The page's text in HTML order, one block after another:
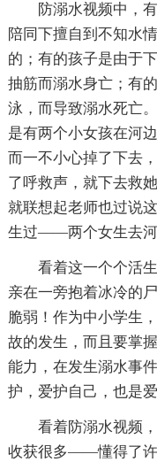
防溺水视频中，
陪同下擅自到不知水
的；有的孩子是由于
抽筋而溺水身亡；有
泳，而导致溺水死亡
是有两个小女孩在河
而一不小心掉了下去
了呼救声，就下去救
就联想起老师也过说
生过——两个女生去河
看着这一个个活
亲在一旁抱着冰冷的
脆弱！作为中小学生
故的发生，而且要掌
能力，在发生溺水事
护，爱护自己，也是
看着防溺水视频
收获很多——懂得了许